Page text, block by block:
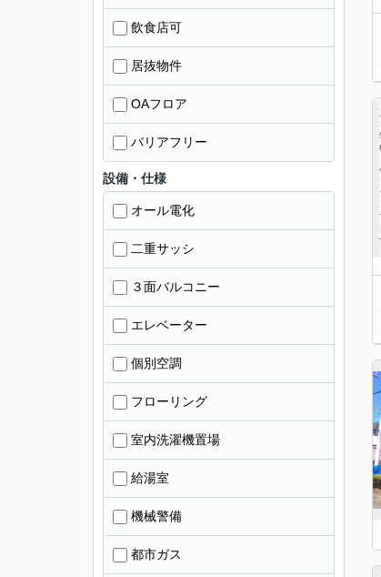
飲食店可
居抜物件
OAフロア
バリアフリー
設備・仕様
オール電化
二重サッシ
３面バルコニー
エレベーター
個別空調
フローリング
室内洗濯機置場
給湯室
機械警備
都市ガス